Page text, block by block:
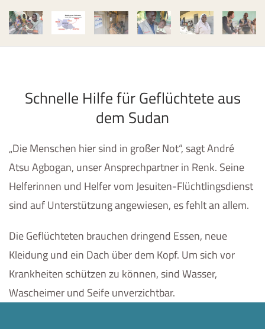
Schnelle Hilfe für Geflüchtete aus
dem Sudan
„Die Menschen hier sind in großer Not“, sagt André
Atsu Agbogan, unser Ansprechpartner in Renk. Seine
Helferinnen und Helfer vom Jesuiten-Flüchtlingsdienst
sind auf Unterstützung angewiesen, es fehlt an allem.
Die Geflüchteten brauchen dringend Essen, neue
Kleidung und ein Dach über dem Kopf. Um sich vor
Krankheiten schützen zu können, sind Wasser,
Wascheimer und Seife unverzichtbar.